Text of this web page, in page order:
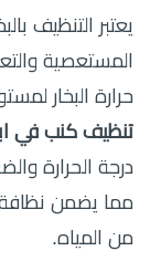
يعتبر التنظيف
المستعصية
حرارة البخار
تنظيف كنب في
درجة الحرارة
مما يضمن نظافة
من المياه.